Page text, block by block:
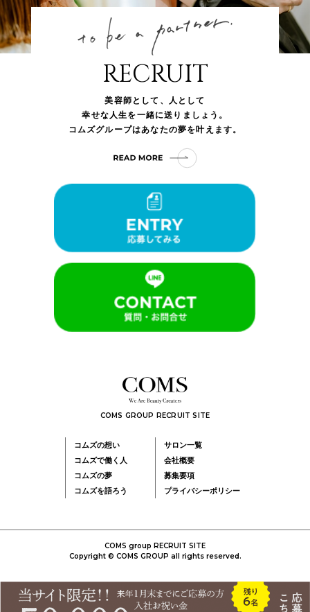
RECRUIT
美容師として、人として
幸せな人生を一緒に送りましょう。
コムズグループはあなたの夢を叶えます。
COMS GROUP RECRUIT SITE
コムズの想い
コムズで働く人
コムズの夢
コムズを語ろう
サロン一覧
会社概要
募集要項
プライバシーポリシー
COMS group RECRUIT SITE
Copyright © COMS GROUP all rights reserved.